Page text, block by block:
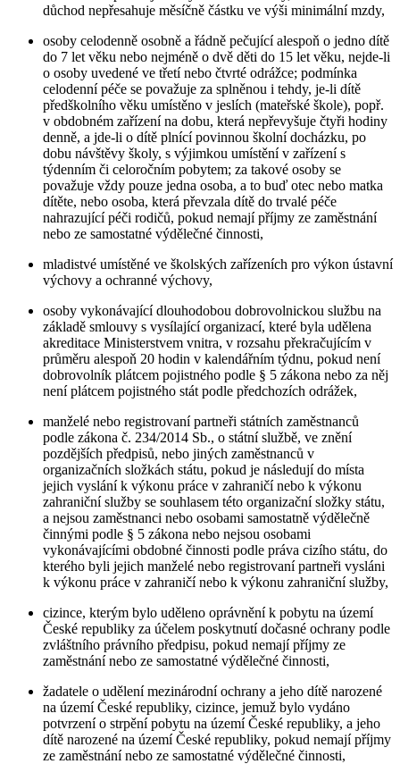
důchod nepřesahuje měsíčně částku ve výši minimální mzdy,
osoby celodenně osobně a řádně pečující alespoň o jedno dítě
do 7 let věku nebo nejméně o dvě děti do 15 let věku, nejde-li
o osoby uvedené ve třetí nebo čtvrté odrážce; podmínka
celodenní péče se považuje za splněnou i tehdy, je-li dítě
předškolního věku umístěno v jeslích (mateřské škole), popř.
v obdobném zařízení na dobu, která nepřevyšuje čtyři hodiny
denně, a jde-li o dítě plnící povinnou školní docházku, po
dobu návštěvy školy, s výjimkou umístění v zařízení s
týdenním či celoročním pobytem; za takové osoby se
považuje vždy pouze jedna osoba, a to buď otec nebo matka
dítěte, nebo osoba, která převzala dítě do trvalé péče
nahrazující péči rodičů, pokud nemají příjmy ze zaměstnání
nebo ze samostatné výdělečné činnosti,
mladistvé umístěné ve školských zařízeních pro výkon ústavní
výchovy a ochranné výchovy,
osoby vykonávající dlouhodobou dobrovolnickou službu na
základě smlouvy s vysílající organizací, které byla udělena
akreditace Ministerstvem vnitra, v rozsahu překračujícím v
průměru alespoň 20 hodin v kalendářním týdnu, pokud není
dobrovolník plátcem pojistného podle § 5 zákona nebo za něj
není plátcem pojistného stát podle předchozích odrážek,
manželé nebo registrovaní partneři státních zaměstnanců
podle zákona č. 234/2014 Sb., o státní službě, ve znění
pozdějších předpisů, nebo jiných zaměstnanců v
organizačních složkách státu, pokud je následují do místa
jejich vyslání k výkonu práce v zahraničí nebo k výkonu
zahraniční služby se souhlasem této organizační složky státu,
a nejsou zaměstnanci nebo osobami samostatně výdělečně
činnými podle § 5 zákona nebo nejsou osobami
vykonávajícími obdobné činnosti podle práva cizího státu, do
kterého byli jejich manželé nebo registrovaní partneři vysláni
k výkonu práce v zahraničí nebo k výkonu zahraniční služby,
cizince, kterým bylo uděleno oprávnění k pobytu na území
České republiky za účelem poskytnutí dočasné ochrany podle
zvláštního právního předpisu, pokud nemají příjmy ze
zaměstnání nebo ze samostatné výdělečné činnosti,
žadatele o udělení mezinárodní ochrany a jeho dítě narozené
na území České republiky, cizince, jemuž bylo vydáno
potvrzení o strpění pobytu na území České republiky, a jeho
dítě narozené na území České republiky, pokud nemají příjmy
ze zaměstnání nebo ze samostatné výdělečné činnosti,